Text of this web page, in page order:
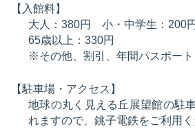
【入館料】
大人：380円 小・中学生：200円
65歳以上：330円
※その他、割引、年間パスポート
【駐車場・アクセス】
地球の丸く見える丘展望館の駐
れますので、銚子電鉄をご利用く